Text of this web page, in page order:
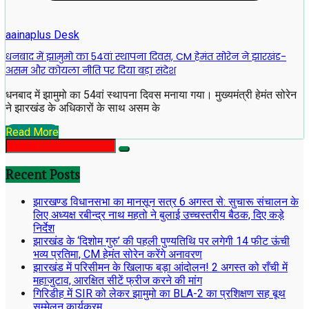
aainaplus Desk
धनबाद में झामुमो का 54वां स्थापना दिवस, CM हेमंत सोरेन ने झारखंड-
असम और कोयला नीति पर दिया बड़ा संदेश
धनबाद में झामुमो का 54वां स्थापना दिवस मनाया गया। मुख्यमंत्री हेमंत सोरेन
ने झारखंड के अधिकारों के साथ असम के
Read More
Recent Posts
झारखण्ड विधानसभा का मानसून सत्र 6 अगस्त से: सुचारू संचालन के
लिए अध्यक्ष रबीन्द्र नाथ महतो ने बुलाई उच्चस्तरीय बैठक, दिए कड़े
निर्देश
झारखंड के ‘दिशोम गुरु’ की पहली पुण्यतिथि पर लगेगी 14 फीट ऊंची
भव्य प्रतिमा, CM हेमंत सोरेन करेंगे अनावरण
झारखंड में परिसीमन के खिलाफ बड़ा आंदोलन! 2 अगस्त को राँची में
महाजुटाव, आरक्षित सीटें फ्रीज करने की मांग
गिरिडीह में SIR को लेकर झामुमो का BLA-2 का प्रशिक्षण सह बूथ